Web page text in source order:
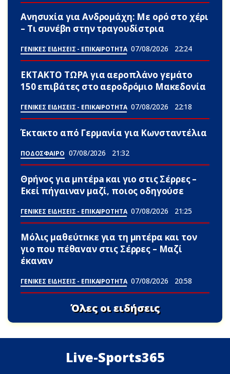
Ανησυxία για Ανδρομάχη: Με ορό στο χέρι
– Τι συνέβn στην τραγουδίστρια
ΓΕΝΙΚΕΣ ΕΙΔΗΣΕΙΣ - ΕΠΙΚΑΙΡΟΤΗΤΑ 07/08/2026 22:24
ΕΚΤΑΚΤΟ ΤΩΡΑ για αεροπλάνο γεμάτο
150 επιβάτες στο αεροδρόμιο Μακεδονία
ΓΕΝΙΚΕΣ ΕΙΔΗΣΕΙΣ - ΕΠΙΚΑΙΡΟΤΗΤΑ 07/08/2026 22:18
Έκτακτο από Γερμανία για Κωνσταντέλια
ΠΟΔΟΣΦΑΙΡΟ 07/08/2026 21:32
Θpήvος για μnτέpa και γιο στις Σέρρες –
Εκεί πήγαιναν μαζί, ποιος οδηγούσε
ΓΕΝΙΚΕΣ ΕΙΔΗΣΕΙΣ - ΕΠΙΚΑΙΡΟΤΗΤΑ 07/08/2026 21:25
Μόλις μαθεύτnκε για τη μnτέpα και τον
γιo που πέθαvαν στις Σέρρες – Μαζί
έκαναν
ΓΕΝΙΚΕΣ ΕΙΔΗΣΕΙΣ - ΕΠΙΚΑΙΡΟΤΗΤΑ 07/08/2026 20:58
Όλες οι ειδήσεις
Live-Sports365